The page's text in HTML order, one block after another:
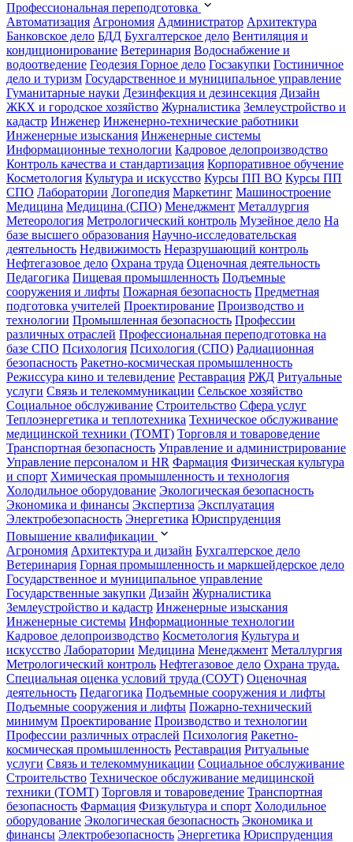
Профессиональная переподготовка
Автоматизация Агрономия Администратор Архитектура
Банковское дело БДД Бухгалтерское дело Вентиляция и
кондиционирование Ветеринария Водоснабжение и
водоотведение Геодезия Горное дело Госзакупки Гостиничное
дело и туризм Государственное и муниципальное управление
Гуманитарные науки Дезинфекция и дезинсекция Дизайн
ЖКХ и городское хозяйство Журналистика Землеустройство и
кадастр Инженер Инженерно-технические работники
Инженерные изыскания Инженерные системы
Информационные технологии Кадровое делопроизводство
Контроль качества и стандартизация Корпоративное обучение
Косметология Культура и искусство Курсы ПП ВО Курсы ПП
СПО Лаборатории Логопедия Маркетинг Машиностроение
Медицина Медицина (СПО) Менеджмент Металлургия
Метеорология Метрологический контроль Музейное дело На
базе высшего образования Научно-исследовательская
деятельность Недвижимость Неразрушающий контроль
Нефтегазовое дело Охрана труда Оценочная деятельность
Педагогика Пищевая промышленность Подъемные
сооружения и лифты Пожарная безопасность Предметная
подготовка учителей Проектирование Производство и
технологии Промышленная безопасность Профессии
различных отраслей Профессиональная переподготовка на
базе СПО Психология Психология (СПО) Радиационная
безопасность Ракетно-космическая промышленность
Режиссура кино и телевидение Реставрация РЖД Ритуальные
услуги Связь и телекоммуникации Сельское хозяйство
Социальное обслуживание Строительство Сфера услуг
Теплоэнергетика и теплотехника Техническое обслуживание
медицинской техники (ТОМТ) Торговля и товароведение
Транспортная безопасность Управление и администрирование
Управление персоналом и HR Фармация Физическая культура
и спорт Химическая промышленность и технология
Холодильное оборудование Экологическая безопасность
Экономика и финансы Экспертиза Эксплуатация
Электробезопасность Энергетика Юриспруденция
Повышение квалификации
Агрономия Архитектура и дизайн Бухгалтерское дело
Ветеринария Горная промышленность и маркшейдерское дело
Государственное и муниципальное управление
Государственные закупки Дизайн Журналистика
Землеустройство и кадастр Инженерные изыскания
Инженерные системы Информационные технологии
Кадровое делопроизводство Косметология Культура и
искусство Лаборатории Медицина Менеджмент Металлургия
Метрологический контроль Нефтегазовое дело Охрана труда.
Специальная оценка условий труда (СОУТ) Оценочная
деятельность Педагогика Подъемные сооружения и лифты
Подъемные сооружения и лифты Пожарно-технический
минимум Проектирование Производство и технологии
Профессии различных отраслей Психология Ракетно-
космическая промышленность Реставрация Ритуальные
услуги Связь и телекоммуникации Социальное обслуживание
Строительство Техническое обслуживание медицинской
техники (ТОМТ) Торговля и товароведение Транспортная
безопасность Фармация Физкультура и спорт Холодильное
оборудование Экологическая безопасность Экономика и
финансы Электробезопасность Энергетика Юриспруденция